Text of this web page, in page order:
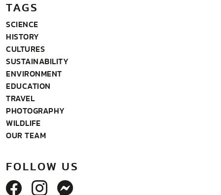
TAGS
SCIENCE
HISTORY
CULTURES
SUSTAINABILITY
ENVIRONMENT
EDUCATION
TRAVEL
PHOTOGRAPHY
WILDLIFE
OUR TEAM
FOLLOW US